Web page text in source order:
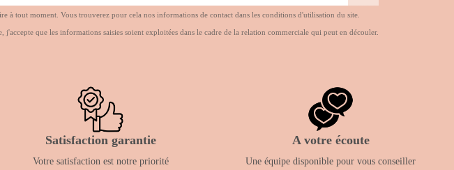
à tout moment. Vous trouverez pour cela nos informations de contact dans les conditions d'utilisation du site.
j'accepte que les informations saisies soient exploitées dans le cadre de la relation commerciale qui peut en découler.
Satisfaction garantie
Votre satisfaction est notre priorité
A votre écoute
Une équipe disponible pour vous conseiller